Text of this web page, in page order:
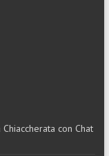
Chiaccherata con Chat